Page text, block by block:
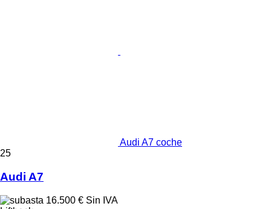
Audi A7 coche
25
Audi A7
16.500 € Sin IVA